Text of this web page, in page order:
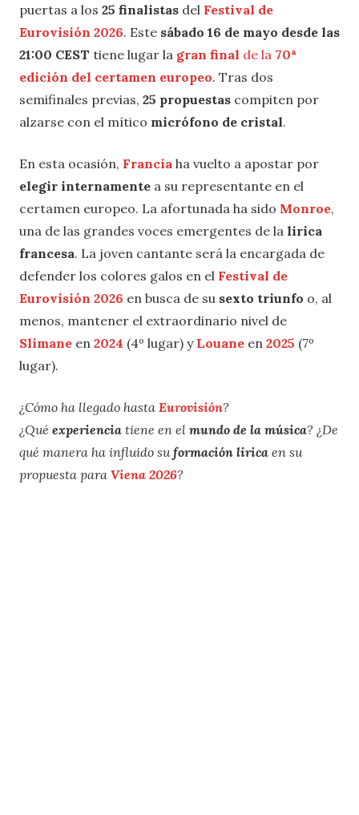
puertas a los 25 finalistas del Festival de
Eurovisión 2026. Este sábado 16 de mayo desde las
21:00 CEST tiene lugar la gran final de la 70ª
edición del certamen europeo. Tras dos
semifinales previas, 25 propuestas compiten por
alzarse con el mítico micrófono de cristal.
En esta ocasión, Francia ha vuelto a apostar por
elegir internamente a su representante en el
certamen europeo. La afortunada ha sido Monroe,
una de las grandes voces emergentes de la lirica
francesa. La joven cantante será la encargada de
defender los colores galos en el Festival de
Eurovisión 2026 en busca de su sexto triunfo o, al
menos, mantener el extraordinario nivel de
Slimane en 2024 (4º lugar) y Louane en 2025 (7º
lugar).
¿Cómo ha llegado hasta Eurovisión?
¿Qué experiencia tiene en el mundo de la música? ¿De
qué manera ha influido suformación lirica en su
propuesta para Viena 2026?